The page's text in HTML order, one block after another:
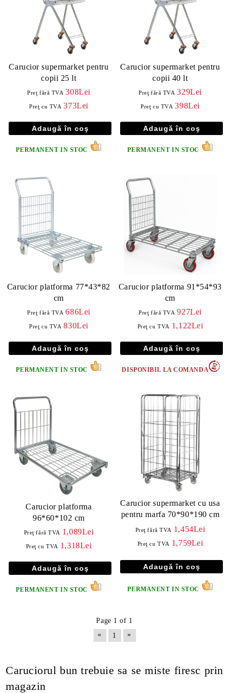
Carucior supermarket pentru
copii 25 lt
Preţ fără TVA 308Lei
Preţ cu TVA 373Lei
PERMANENT IN STOC
Carucior supermarket pentru
copii 40 lt
Preţ fără TVA 329Lei
Preţ cu TVA 398Lei
PERMANENT IN STOC
Carucior platforma 77*43*82
cm
Preţ fără TVA 686Lei
Preţ cu TVA 830Lei
PERMANENT IN STOC
Carucior platforma 91*54*93
cm
Preţ fără TVA 927Lei
Preţ cu TVA 1,122Lei
DISPONIBIL LA COMANDA
Carucior platforma
96*60*102 cm
Preţ fără TVA 1,089Lei
Preţ cu TVA 1,318Lei
PERMANENT IN STOC
Carucior supermarket cu usa
pentru marfa 70*90*190 cm
Preţ fără TVA 1,454Lei
Preţ cu TVA 1,759Lei
PERMANENT IN STOC
Page 1 of 1
«
1 »
Caruciorul bun trebuie sa se miste firesc prin
magazin